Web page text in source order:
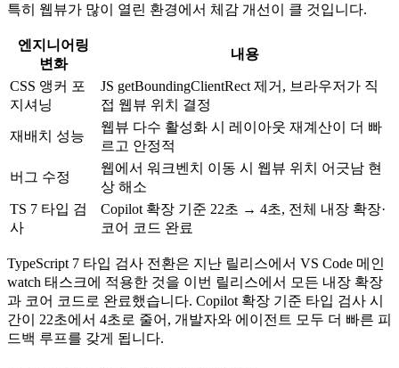
특히 웹뷰가 많이 열린 환경에서 체감 개선이 클 것입니다.
엔지니어링
변화
내용
CSS 앵커 포
지셔닝
JS getBoundingClientRect 제거, 브라우저가 직
접 웹뷰 위치 결정
재배치 성능
웹뷰 다수 활성화 시 레이아웃 재계산이 더 빠
르고 안정적
버그 수정
웹에서 워크벤치 이동 시 웹뷰 위치 어긋남 현
상 해소
TS 7 타입 검
사
Copilot 확장 기준 22초 → 4초, 전체 내장 확장·
코어 코드 완료
TypeScript 7 타입 검사 전환은 지난 릴리스에서 VS Code 메인
watch 태스크에 적용한 것을 이번 릴리스에서 모든 내장 확장
과 코어 코드로 완료했습니다. Copilot 확장 기준 타입 검사 시
간이 22초에서 4초로 줄어, 개발자와 에이전트 모두 더 빠른 피
드백 루프를 갖게 됩니다.